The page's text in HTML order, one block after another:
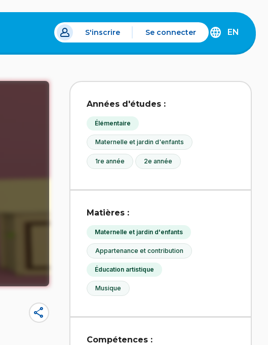
dans un nouvel onglet.
S'inscrire Se connecter
DISCOVER
EN
share
Années d'études :
Élémentaire
Maternelle et jardin d'enfants
1re année 2e année
Matières :
Maternelle et jardin d'enfants
Appartenance et contribution
Éducation artistique
Musique
Compétences :